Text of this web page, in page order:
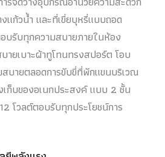
แก้วน้ำ และที่เขี่ยบุหรี่แบบถอด
บรับทุกความสบายภายในห้อง
ายเบาะผ้าทูโทนทรงสปอร์ต โอบ
บายตลอดการขับขี่ที่พักแขนบริเวณ
ก็บของอเนกประสงค์ แบบ 2 ชั้น
โวลต์ตอบรับทุกประโยชน์การ